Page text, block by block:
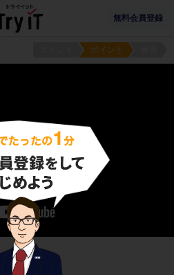
無料会員登録
ポイント